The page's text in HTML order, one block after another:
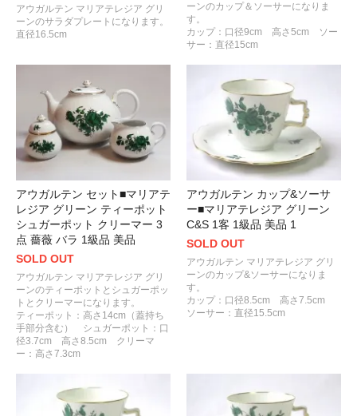
アウガルテン マリアテレジア グリ
ーンのサラダプレートになります。
直径16.5cm
ーンのカップ＆ソーサーになりま
す。
カップ：口径9cm 高さ5cm ソー
サー：直径15cm
アウガルテン セット■マリアテ
レジア グリーン ティーポット
シュガーポット クリーマー 3
点 薔薇 バラ 1級品 美品
SOLD OUT
アウガルテン マリアテレジア グリ
ーンのティーポットとシュガーポッ
トとクリーマーになります。
ティーポット：高さ14cm（蓋持ち
手部分含む） シュガーポット：口
径3.7cm 高さ8.5cm クリーマ
ー：高さ7.3cm
アウガルテン カップ&ソーサ
ー■マリアテレジア グリーン
C&S 1客 1級品 美品 1
SOLD OUT
アウガルテン マリアテレジア グリ
ーンのカップ&ソーサーになりま
す。
カップ：口径8.5cm 高さ7.5cm
ソーサー：直径15.5cm